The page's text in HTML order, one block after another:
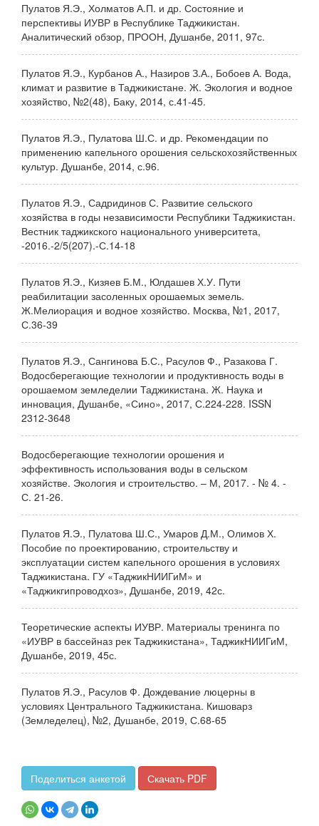
Пулатов Я.Э., Холматов А.П. и др. Состояние и
перспективы ИУВР в Республике Таджикистан.
Аналитический обзор, ПРООН, Душанбе, 2011, 97с.
Пулатов Я.Э., Курбанов А., Назиров З.А., Бобоев А. Вода,
климат и развитие в Таджикистане. Ж. Экология и водное
хозяйство, №2(48), Баку, 2014, с.41-45.
Пулатов Я.Э., Пулатова Ш.С. и др. Рекомендации по
применению капельного орошения сельскохозяйственных
культур. Душанбе, 2014, с.96.
Пулатов Я.Э., Садридинов С. Развитие сельского
хозяйства в годы независимости Республики Таджикистан.
Вестник таджикского национального университета,
-2016.-2/5(207).-С.14-18
Пулатов Я.Э., Кизяев Б.М., Юлдашев Х.У. Пути
реабилитации засоленных орошаемых земель.
Ж.Мелиорация и водное хозяйство. Москва, №1, 2017,
С.36-39
Пулатов Я.Э., Сангинова Б.С., Расулов Ф., Разакова Г.
Водосберегающие технологии и продуктивность воды в
орошаемом земледелии Таджикистана. Ж. Наука и
инновация, Душанбе, «Сино», 2017, С.224-228. ISSN
2312-3648
Водосберегающие технологии орошения и
эффективность использования воды в сельском
хозяйстве. Экология и строительство. – М, 2017. - № 4. -
С. 21-26.
Пулатов Я.Э., Пулатова Ш.С., Умаров Д.М., Олимов Х.
Пособие по проектированию, строительству и
эксплуатации систем капельного орошения в условиях
Таджикистана. ГУ «ТаджикНИИГиМ» и
«Таджикгипроводхоз», Душанбе, 2019, 42с.
Теоретические аспекты ИУВР. Материалы тренинга по
«ИУВР в бассейназ рек Таджикистана», ТаджикНИИГиМ,
Душанбе, 2019, 45с.
Пулатов Я.Э., Расулов Ф. Дождевание люцерны в
условиях Центрального Таджикистана. Кишоварз
(Земледелец), №2, Душанбе, 2019, С.68-65
Поделиться анкетой Скачать PDF